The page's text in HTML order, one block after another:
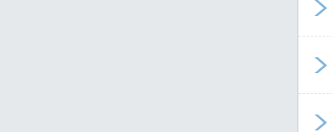


